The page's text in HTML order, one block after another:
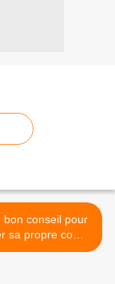
bon conseil pour
sa propre com'
sur Linkedin >